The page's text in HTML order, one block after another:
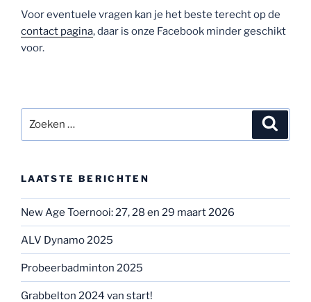
Voor eventuele vragen kan je het beste terecht op de
contact pagina, daar is onze Facebook minder geschikt
voor.
naar:
LAATSTE BERICHTEN
New Age Toernooi: 27, 28 en 29 maart 2026
ALV Dynamo 2025
Probeerbadminton 2025
Grabbelton 2024 van start!